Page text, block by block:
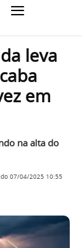
leva
em
na alta do
07/04/2025 10:55